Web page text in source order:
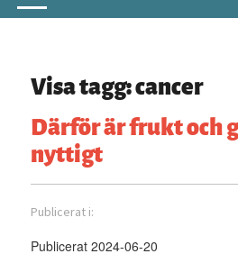
Visa tagg: cancer
Därför är frukt och
nyttigt
Publicerat i:
Publicerat 2024-06-20